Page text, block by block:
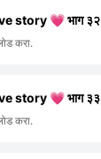
story 💗 भाग ३२
करा.
story 💗 भाग ३३
करा.